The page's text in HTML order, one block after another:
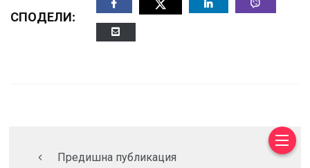
СПОДЕЛИ:
Предишна публикация